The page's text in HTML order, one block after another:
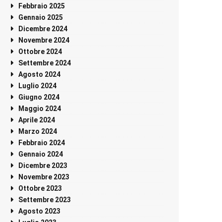
Febbraio 2025
Gennaio 2025
Dicembre 2024
Novembre 2024
Ottobre 2024
Settembre 2024
Agosto 2024
Luglio 2024
Giugno 2024
Maggio 2024
Aprile 2024
Marzo 2024
Febbraio 2024
Gennaio 2024
Dicembre 2023
Novembre 2023
Ottobre 2023
Settembre 2023
Agosto 2023